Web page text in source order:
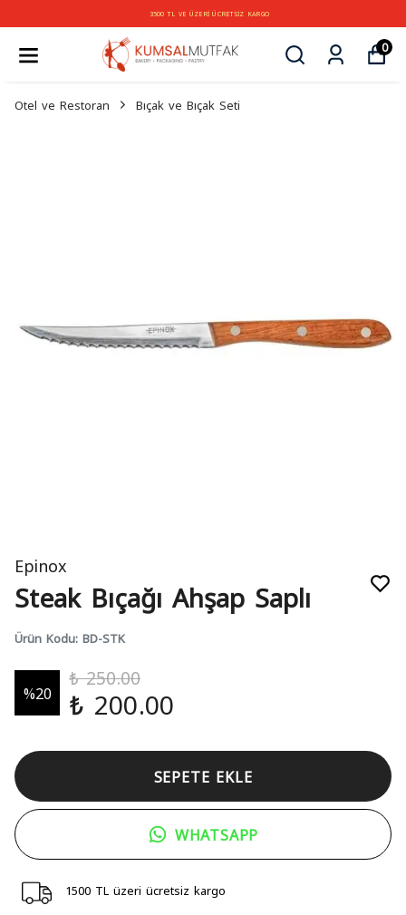
3500 TL VE ÜZERİ ÜCRETSİZ KARGO
0
Otel ve Restoran Bıçak ve Bıçak Seti
Epinox
Steak Bıçağı Ahşap Saplı
Ürün Kodu: BD-STK
%20
₺ 250.00
₺ 200.00
SEPETE EKLE
WHATSAPP
1500 TL üzeri ücretsiz kargo